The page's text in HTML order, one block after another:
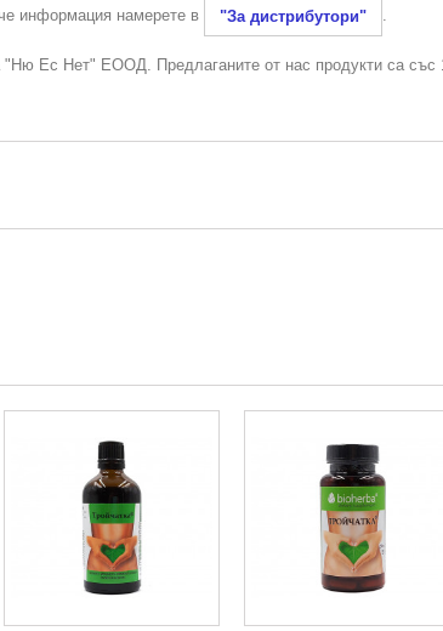
информация намерете в
"За дистрибутори" .
"Ню Ес Нет" ЕООД. Предлаганите от нас продукти са със